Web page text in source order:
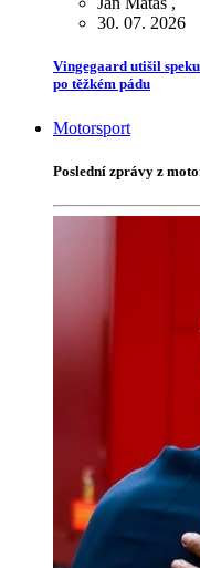
30. 07. 2026
Vingegaard utišil
po těžkém pádu
Motorsport
Poslední zprávy z